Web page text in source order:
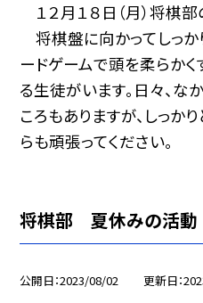
１２月１８日（月）将棋部
将棋盤に向かってしっか
ードゲームで頭を柔らか
る生徒がいます。日々、な
ころもありますが、しっか
らも頑張ってください。
将棋部 夏休みの活動
公開日 2023/08/02 更新日